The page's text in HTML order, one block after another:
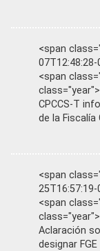
<span
<span
CPCCS-T
de la Fiscalía
<span
<span
Aclaración
designar FGE